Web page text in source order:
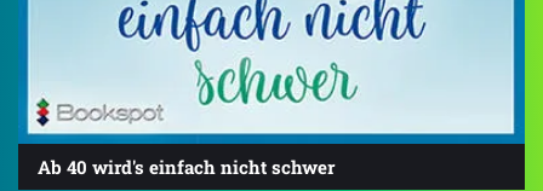
Ab 40 wird's einfach nicht schwer